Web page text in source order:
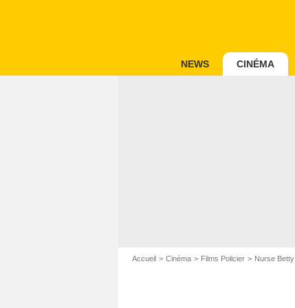
NEWS CINÉMA
Accueil Cinéma Films Policier Nurse Betty